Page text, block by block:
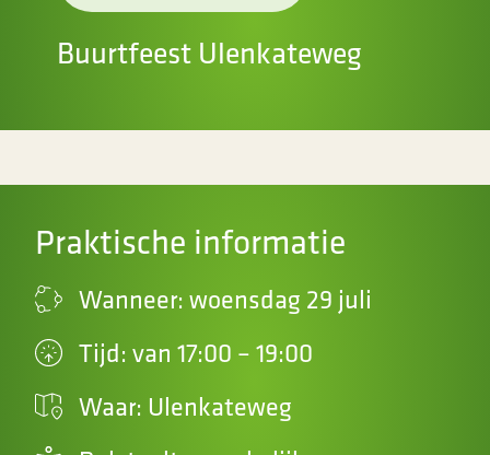
Buurtfeest Ulenkateweg
Praktische informatie
Wanneer: woensdag 29 juli
Tijd: van 17:00 – 19:00
Waar: Ulenkateweg